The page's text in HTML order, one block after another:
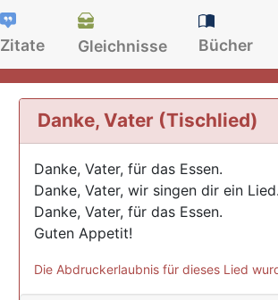
Zitate Gleichnisse Bücher
Danke, Vater (Tischlied)
Danke, Vater, für das Essen.
Danke, Vater, wir singen dir ein Lied.
Danke, Vater, für das Essen.
Guten Appetit!
Die Abdruckerlaubnis für dieses Lied